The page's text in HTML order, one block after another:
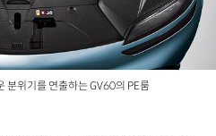
분위기를 연출하는 GV60의 PE룸